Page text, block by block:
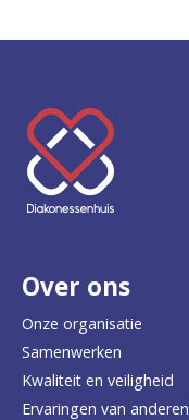
K
e
e
t
e
r
u
Over ons
Onze organisatie
Samenwerken
Kwaliteit en veiligheid
Ervaringen van anderen